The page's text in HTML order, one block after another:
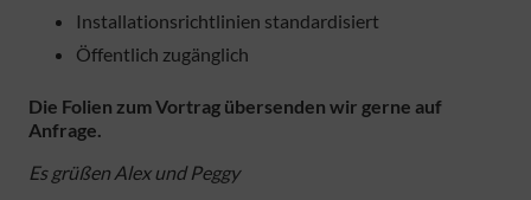
Installationsrichtlinien standardisiert
Öffentlich zugänglich
Die Folien zum Vortrag übersenden wir gerne auf
Anfrage.
Es grüßen Alex und Peggy